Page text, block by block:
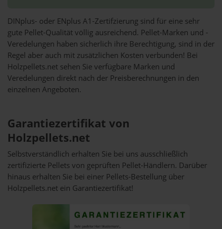
DINplus- oder ENplus A1-Zertifzierung sind für eine sehr
gute Pellet-Qualität völlig ausreichend. Pellet-Marken und -
Veredelungen haben sicherlich ihre Berechtigung, sind in der
Regel aber auch mit zusätzlichen Kosten verbunden! Bei
Holzpellets.net sehen Sie verfügbare Marken und
Veredelungen direkt nach der Preisberechnungen in den
einzelnen Angeboten.
Garantiezertifikat von
Holzpellets.net
Selbstverständlich erhalten Sie bei uns ausschließlich
zertifizierte Pellets von geprüften Pellet-Händlern. Darüber
hinaus erhalten Sie bei einer Pellets-Bestellung über
Holzpellets.net ein Garantiezertifikat!